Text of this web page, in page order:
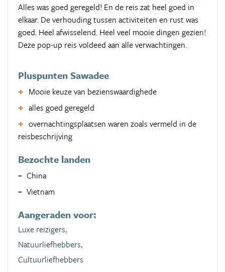
Alles was goed geregeld! En de reis zat heel goed in
elkaar. De verhouding tussen activiteiten en rust was
goed. Heel afwisselend. Heel veel mooie dingen gezien!
Deze pop-up reis voldeed aan alle verwachtingen.
Pluspunten Sawadee
Mooie keuze van bezienswaardighede
alles goed geregeld
overnachtingsplaatsen waren zoals vermeld in de
reisbeschrijving
Bezochte landen
China
Vietnam
Aangeraden voor:
Luxe reizigers,
Natuurliefhebbers,
Cultuurliefhebbers